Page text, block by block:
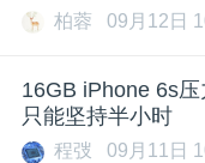
公
柏蓉 09月12日
16GB iPhone 6s
只能坚持半小时
程弢 09月11日